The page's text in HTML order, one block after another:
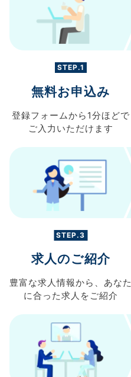
STEP.1
無料お申込み
登録フォームから 1分ほどで
ご入力 いただけます
STEP.3
求人のご紹介
豊富な求人情報から、 あなた
に合った求人を ご紹介